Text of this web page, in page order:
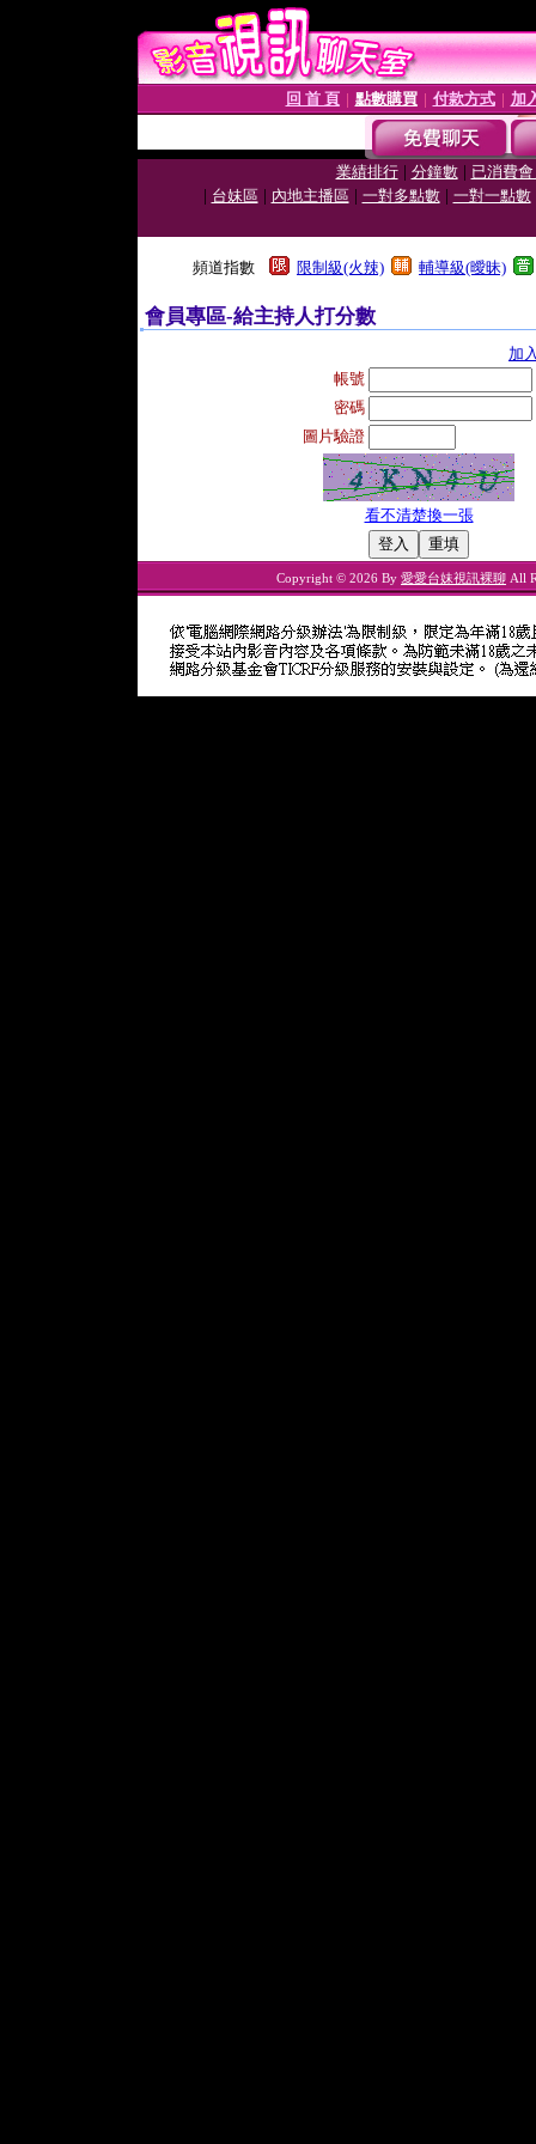
回 首 頁 點數購買│ 付款方式│ 加
業績排行| 分鐘數| 已消費
| 台妹區| 內地主播區| 一對多點數| 一對一點數
頻道指數 限制級(火辣) 輔導級(曖昧)
會員專區-給主持人打分數
加
帳號
密碼
圖片驗證
看不清楚換一張
Copyright © 2026 By 愛愛台妹視訊裸聊 All